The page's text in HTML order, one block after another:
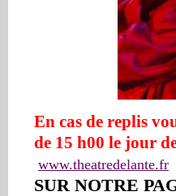
En cas de replis
de 15 h00 le jour
www.theatredelante.fr
SUR NOTRE